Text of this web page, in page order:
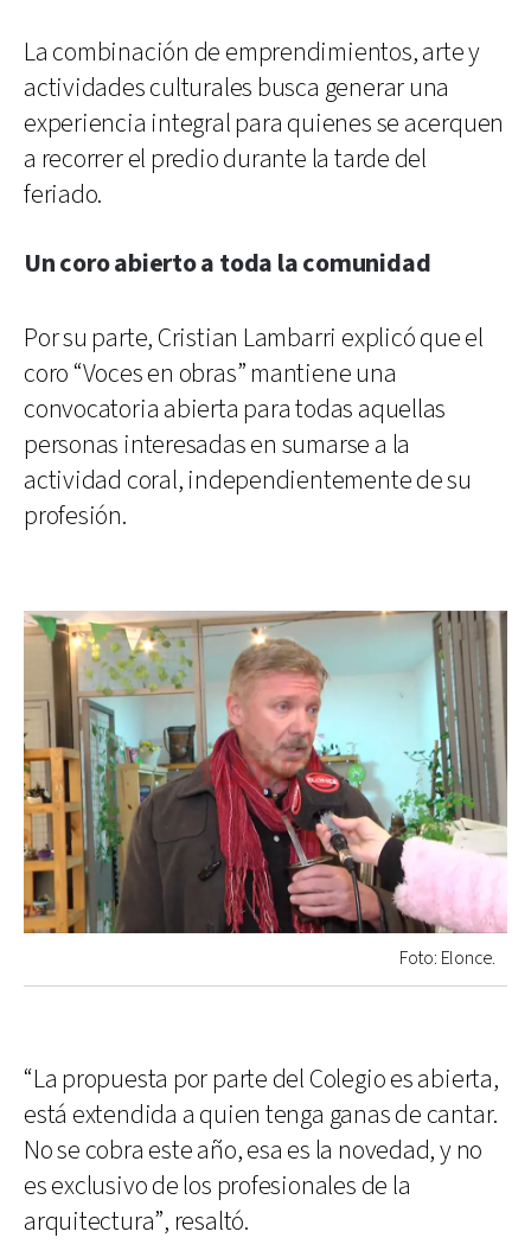
La combinación de emprendimientos, arte y
actividades culturales busca generar una
experiencia integral para quienes se acerquen
a recorrer el predio durante la tarde del
feriado.
Un coro abierto a toda la comunidad
Por su parte, Cristian Lambarri explicó que el
coro “Voces en obras” mantiene una
convocatoria abierta para todas aquellas
personas interesadas en sumarse a la
actividad coral, independientemente de su
profesión.
Foto: Elonce.
“La propuesta por parte del Colegio es abierta,
está extendida a quien tenga ganas de cantar.
No se cobra este año, esa es la novedad, y no
es exclusivo de los profesionales de la
arquitectura”, resaltó.